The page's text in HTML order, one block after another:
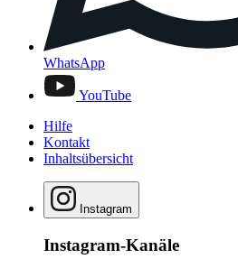
WhatsApp
YouTube
Hilfe
Kontakt
Inhaltsübersicht
Instagram
Instagram-Kanäle